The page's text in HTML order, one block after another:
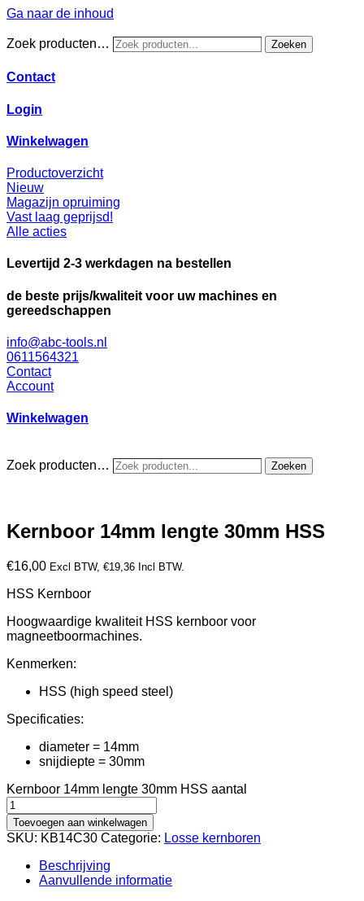
Ga naar de inhoud
Zoek producten… Zoeken
Contact
Login
Winkelwagen
Productoverzicht
Nieuw
Magazijn opruiming
Vast laag geprijsd!
Alle acties
Levertijd 2-3 werkdagen na bestellen
de beste prijs/kwaliteit voor uw machines en
gereedschappen
info@abc-tools.nl
0611564321
Contact
Account
Winkelwagen
Zoek producten… Zoeken
Kernboor 14mm lengte 30mm HSS
€16,00 Excl BTW, €19,36 Incl BTW.
HSS Kernboor
Hoogwaardige kwaliteit HSS kernboor voor
magneetboormachines.
Kenmerken:
HSS (high speed steel)
Specificaties:
diameter = 14mm
snijdiepte = 30mm
Kernboor 14mm lengte 30mm HSS aantal
Toevoegen aan winkelwagen
SKU: KB14C30 Categorie: Losse kernboren
Beschrijving
Aanvullende informatie